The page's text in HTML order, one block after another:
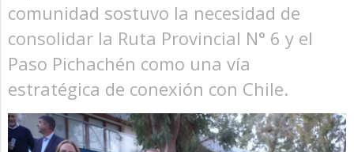
comunidad sostuvo la necesidad de
consolidar la Ruta Provincial N° 6 y el
Paso Pichachén como una vía
estratégica de conexión con Chile.